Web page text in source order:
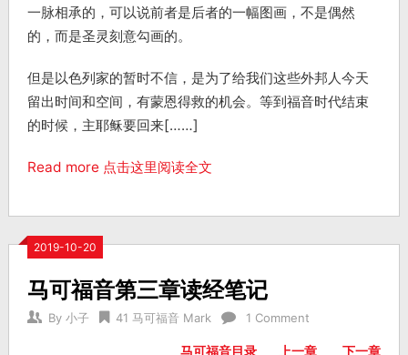
一脉相承的，可以说前者是后者的一幅图画，不是偶然
的，而是圣灵刻意勾画的。
但是以色列家的暂时不信，是为了给我们这些外邦人今天
留出时间和空间，有蒙恩得救的机会。等到福音时代结束
的时候，主耶稣要回来[……]
Read more 点击这里阅读全文
2019-10-20
马可福音第三章读经笔记
By 小子 41 马可福音 Mark 1 Comment